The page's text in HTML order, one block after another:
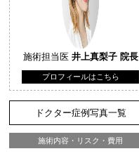
施術担当医 井上真梨子 院長
プロフィールはこちら
ドクター症例写真一覧
施術内容・リスク・費用